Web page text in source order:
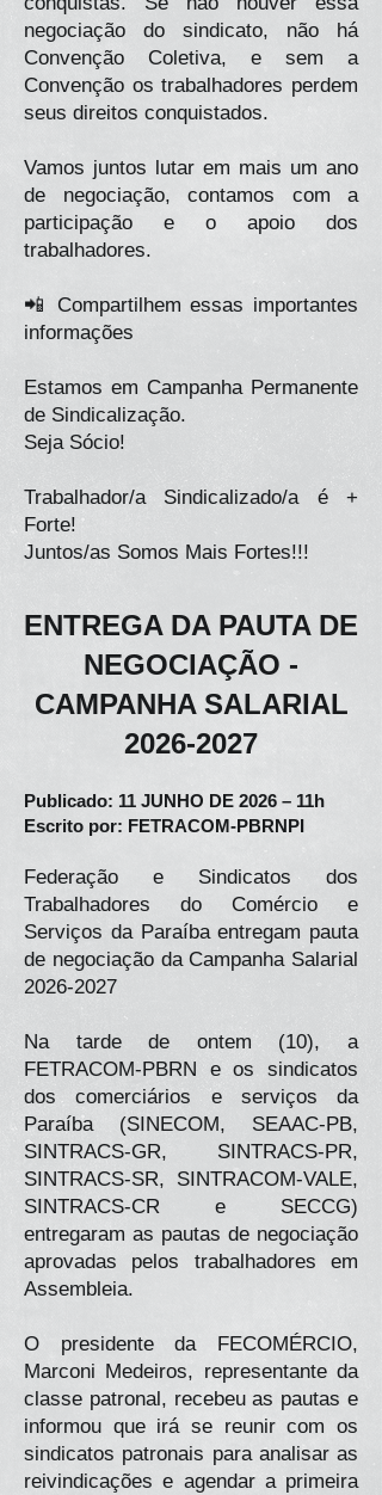
negociação do sindicato, não há
Convenção Coletiva, e sem a
Convenção os trabalhadores perdem
seus direitos conquistados.
Vamos juntos lutar em mais um ano
de negociação, contamos com a
participação e o apoio dos
trabalhadores.
📲 Compartilhem essas importantes
informações
Estamos em Campanha Permanente
de Sindicalização.
Seja Sócio!
Trabalhador/a Sindicalizado/a é +
Forte!
Juntos/as Somos Mais Fortes!!!
ENTREGA DA PAUTA DE
NEGOCIAÇÃO -
CAMPANHA SALARIAL
2026-2027
Publicado: 11 JUNHO DE 2026 – 11h
Escrito por: FETRACOM-PBRNPI
Federação e Sindicatos dos
Trabalhadores do Comércio e
Serviços da Paraíba entregam pauta
de negociação da Campanha Salarial
2026-2027
Na tarde de ontem (10), a
FETRACOM-PBRN e os sindicatos
dos comerciários e serviços da
Paraíba (SINECOM, SEAAC-PB,
SINTRACS-GR, SINTRACS-PR,
SINTRACS-SR, SINTRACOM-VALE,
SINTRACS-CR e SECCG)
entregaram as pautas de negociação
aprovadas pelos trabalhadores em
Assembleia.
O presidente da FECOMÉRCIO,
Marconi Medeiros, representante da
classe patronal, recebeu as pautas e
informou que irá se reunir com os
sindicatos patronais para analisar as
reivindicações e agendar a primeira